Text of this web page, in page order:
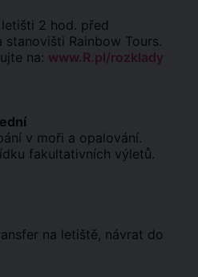
2 hod. před
Rainbow Tours.
na: www.R.pl/rozklady
v moři a opalování.
fakultativních výletů.
na letiště, návrat do